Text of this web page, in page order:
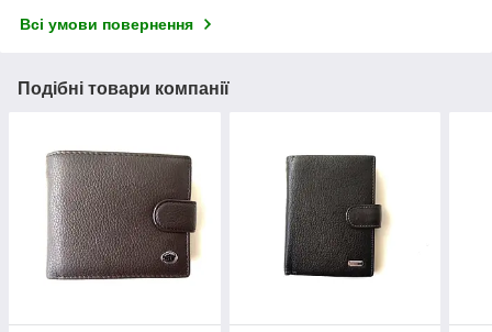
Всі умови повернення
Подібні товари компанії